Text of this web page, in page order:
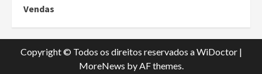
Vendas
Copyright © Todos os direitos reservados a WiDoctor |
MoreNews by AF themes.